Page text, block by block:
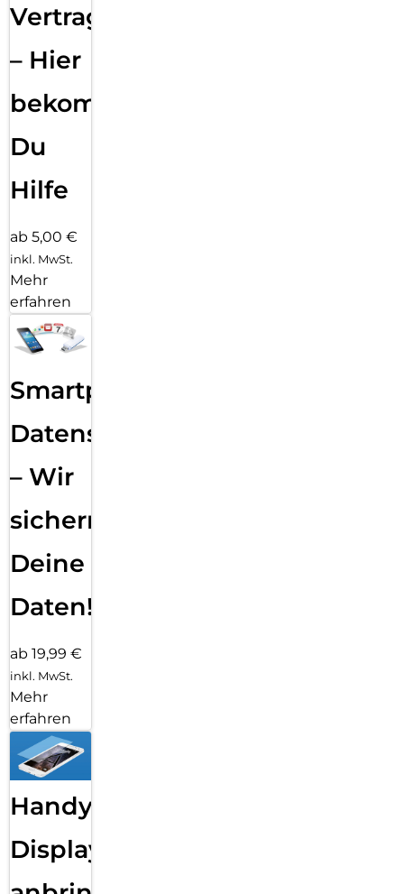
Vertragsabwicklung
– Hier
bekommst
Du
Hilfe
ab 5,00 €
inkl. MwSt.
Mehr
erfahren
Smartphone
Datensicherung
– Wir
sichern
Deine
Daten!
ab 19,99 €
inkl. MwSt.
Mehr
erfahren
Handy
Displayfolie